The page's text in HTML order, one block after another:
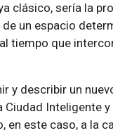
clásico, sería la
un espacio
tiempo que
y describir un
Ciudad Inteligente
en este caso, a la